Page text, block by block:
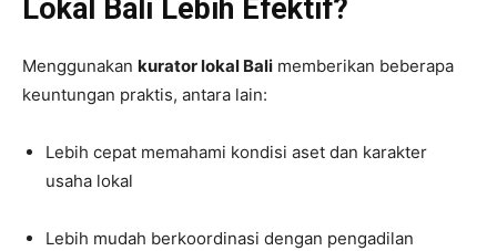
Lokal Bali Lebih Efektif?
Menggunakan kurator lokal Bali memberikan beberapa
keuntungan praktis, antara lain:
Lebih cepat memahami kondisi aset dan karakter
usaha lokal
Lebih mudah berkoordinasi dengan pengadilan